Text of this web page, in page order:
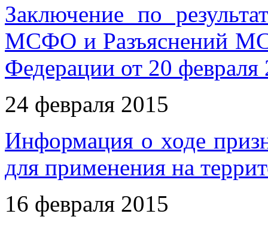
Заключение по
МСФО и Разъяснений
Федерации от 20 февраля
24 февраля 2015
Информация о ходе
для применения на
16 февраля 2015